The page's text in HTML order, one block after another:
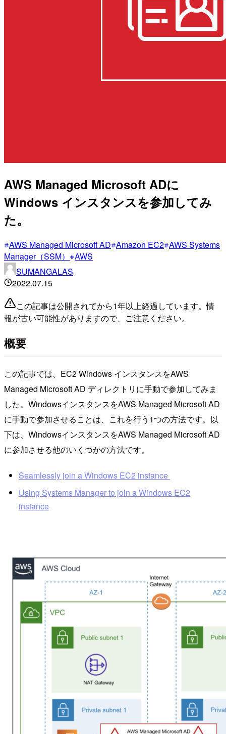
AWS Managed Microsoft ADに
Windows インスタンスを参加してみ
た。
AWS Managed Microsoft AD Amazon EC2 AWS Systems
Manager（SSM）
AWS
SUMANGALAS
2022.07.15
この記事は公開されてから1年以上経過しています。情
報が古い可能性がありますので、ご注意ください。
概要
この記事では、EC2 Windows インスタンスをAWS
Managed Microsoft AD ディレクトリに手動で参加してみま
した。WindowsインスタンスをAWS Managed Microsoft AD
に手動で参加させることは、これを行う1つの方法です。以
下は、WindowsインスタンスをAWS Managed Microsoft AD
に参加させる他のいくつかの方法です。
Seamlessly join a Windows EC2 instance
Using Systems Manager to join a Windows EC2
instance